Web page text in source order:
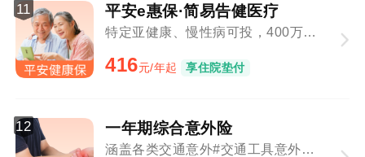
11 平安e惠保·简易告健医疗
特定亚健康、慢性病可投，400万保障总额
416元/年起 享住院垫付
12 一年期综合意外险
涵盖各类交通意外#交通工具意外与意外事故叠加赔付